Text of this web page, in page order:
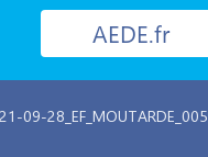
AEDE.fr
09-28_EF_MOUTARDE_005